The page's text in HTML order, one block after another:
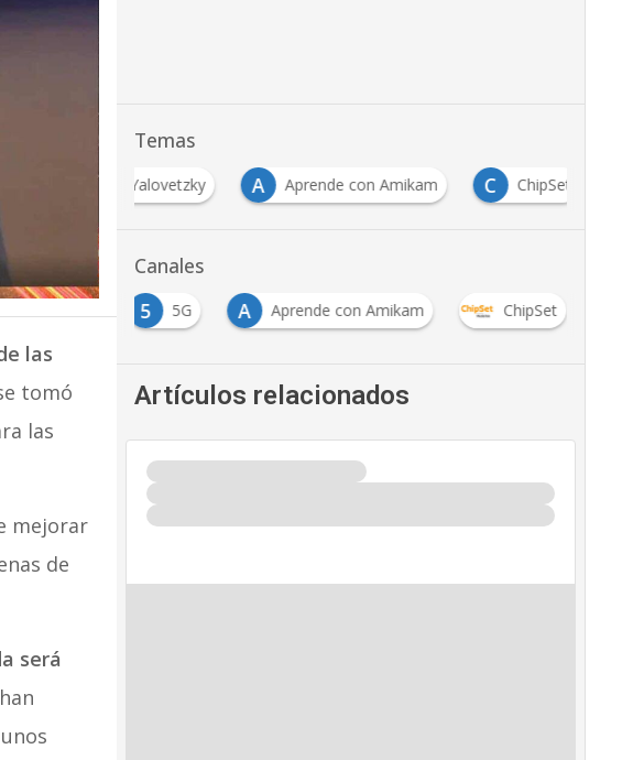
las
tomó
las
mejorar
de
será
Temas
Yalovetzky A Aprende con Amikam C ChipSet L LTE
Canales
5
5G A Aprende con Amikam ChipSet
Artículos relacionados